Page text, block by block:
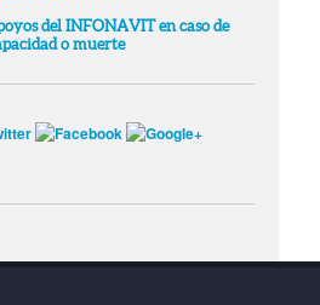
del INFONAVIT en caso de
o muerte